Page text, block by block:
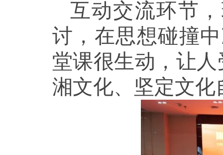
互动交流环节
讨，在思想碰撞
堂课很生动，让
湘文化、坚定文化